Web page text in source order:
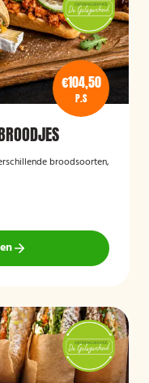
€104,50
P.S
broodsoorten,